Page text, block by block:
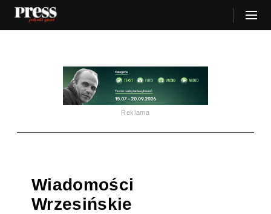
Reklama
Wiadomości
Wrzesińskie